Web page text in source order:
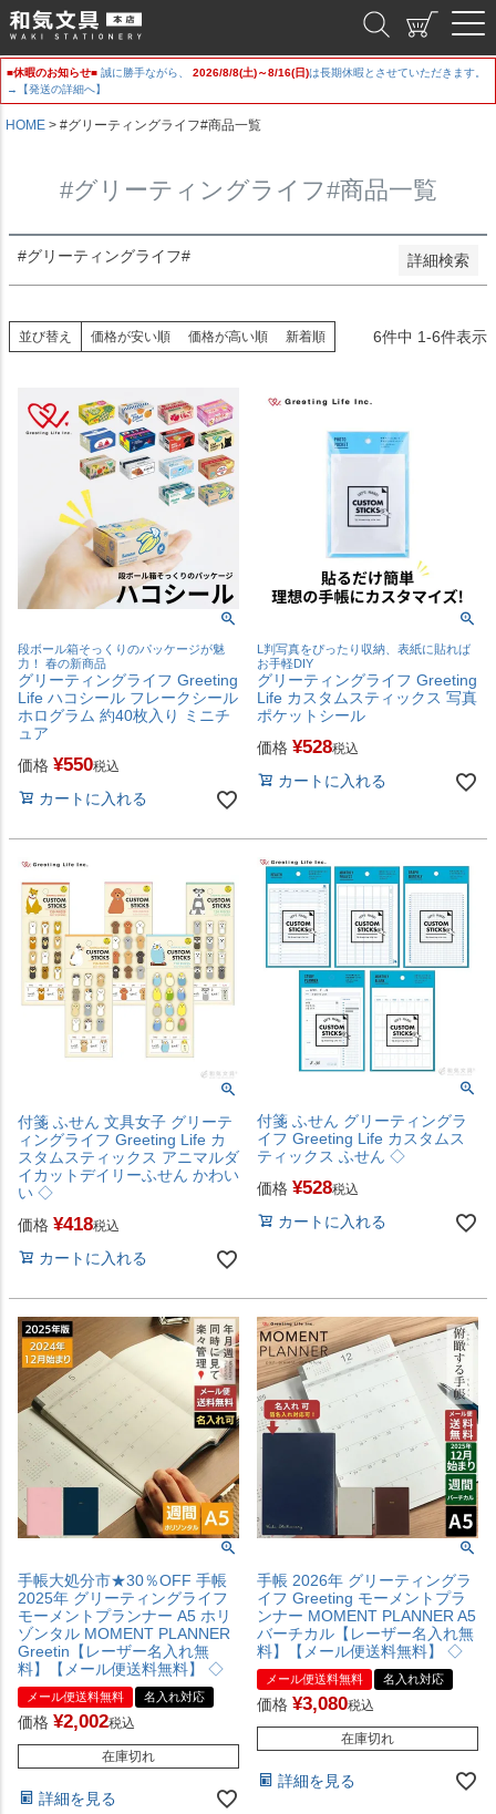
■休暇のお知らせ■ 誠に勝手ながら、 2026/8/8(土)～8/16(日)は長期休暇とさせていただきます。
→【発送の詳細へ】
HOME #グリーティングライフ#商品一覧
#グリーティングライフ#商品一覧
#グリーティングライフ# 詳細検索
登録順
価格が安い順
価格が高い順
優先度順
レビュー順
検索
並び替え 価格が安い順 価格が高い順 新着順 6件中 1-6件表示
段ボール箱そっくりのパッケージが魅
力！ 春の新商品
グリーティングライフ Greeting
Life ハコシール フレークシール
ホログラム 約40枚入り ミニチ
ュア
価格 ¥550税込
カートに入れる
L判写真をぴったり収納、表紙に貼れば
お手軽DIY
グリーティングライフ Greeting
Life カスタムスティックス 写真
ポケットシール
価格 ¥528税込
カートに入れる
付箋 ふせん 文具女子 グリーテ
ィングライフ Greeting Life カ
スタムスティックス アニマルダ
イカットデイリーふせん かわい
い ◇
価格 ¥418税込
カートに入れる
付箋 ふせん グリーティングラ
イフ Greeting Life カスタムス
ティックス ふせん ◇
価格 ¥528税込
カートに入れる
手帳大処分市★30％OFF 手帳
2025年 グリーティングライフ
モーメントプランナー A5 ホリ
ゾンタル MOMENT PLANNER
Greetin【レーザー名入れ無
料】【メール便送料無料】 ◇
メール便送料無料 名入れ対応
価格 ¥2,002税込
在庫切れ
詳細を見る
手帳 2026年 グリーティングラ
イフ Greeting モーメントプラ
ンナー MOMENT PLANNER A5
バーチカル【レーザー名入れ無
料】【メール便送料無料】 ◇
メール便送料無料 名入れ対応
価格 ¥3,080税込
在庫切れ
詳細を見る